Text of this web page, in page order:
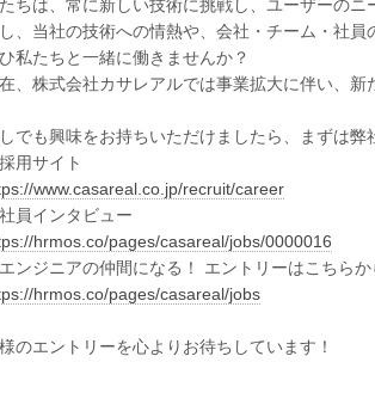
ちは、常に新しい技術に挑戦し、ユーザーのニ
、当社の技術への情熱や、会社・チーム・社員
私たちと一緒に働きませんか？
、株式会社カサレアルでは事業拡大に伴い、新
でも興味をお持ちいただけましたら、まずは弊
用サイト
www.casareal.co.jp/recruit/career
員インタビュー
hrmos.co/pages/casareal/jobs/0000016
ンジニアの仲間になる！ エントリーはこちらか
hrmos.co/pages/casareal/jobs
のエントリーを心よりお待ちしています！